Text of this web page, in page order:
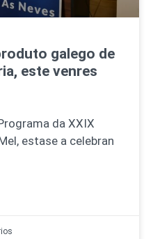
galego de
este venres
da XXIX
estase a celebran